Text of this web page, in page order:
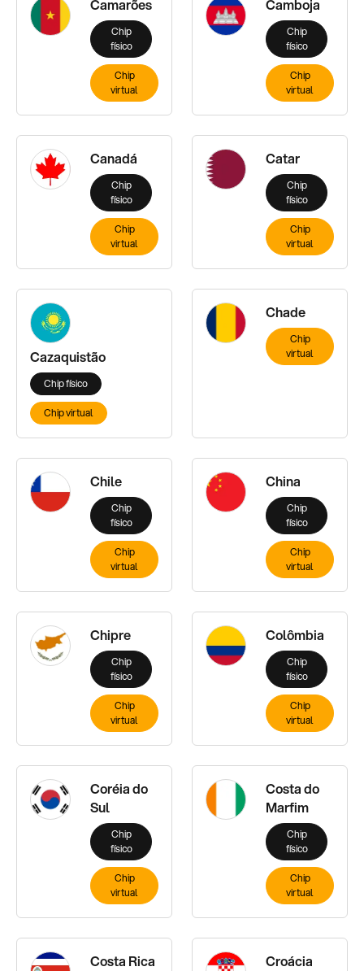
Camarões
Chip
físico
Chip
virtual
Camboja
Chip
físico
Chip
virtual
Canadá
Chip
físico
Chip
virtual
Catar
Chip
físico
Chip
virtual
Cazaquistão
Chip físico
Chip virtual
Chade
Chip
virtual
Chile
Chip
físico
Chip
virtual
China
Chip
físico
Chip
virtual
Chipre
Chip
físico
Chip
virtual
Colômbia
Chip
físico
Chip
virtual
Coréia do
Sul
Chip
físico
Chip
virtual
Costa do
Marfim
Chip
físico
Chip
virtual
Costa Rica Croácia